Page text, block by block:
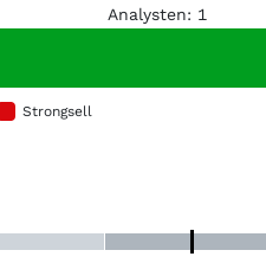
Analysten: 1
Strongsell